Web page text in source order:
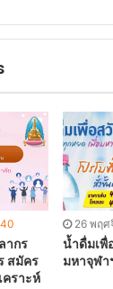
ากร
สมัคร
ราะห์
26 พฤ
น้ำดื่มเพื่
มหาจุฬา